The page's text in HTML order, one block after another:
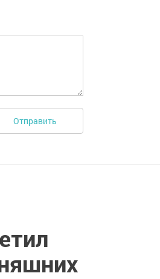
Отправить